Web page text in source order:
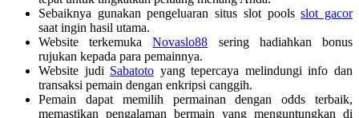
Sebaiknya gunakan pengeluaran situs slot poolsslot gacor
saat ingin hasil utama.
Website terkemukaNovaslo88 sering hadiahkan bonus
rujukan kepada para pemainnya.
Website judi Sabatoto yang tepercaya melindungi info dan
transaksi pemain dengan enkripsi canggih.
Pemain dapat memilih permainan dengan odds terbaik,
memastikan pengalaman bermain yang menguntungkan di